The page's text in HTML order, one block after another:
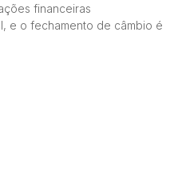
financeiras
e o fechamento de câmbio é